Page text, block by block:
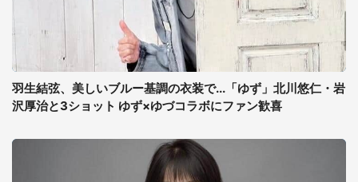
羽生結弦、美しいブルー基調の衣装で...「ゆず」北川悠仁・岩
沢厚治と3ショット ゆず×ゆづコラボにファン歓喜